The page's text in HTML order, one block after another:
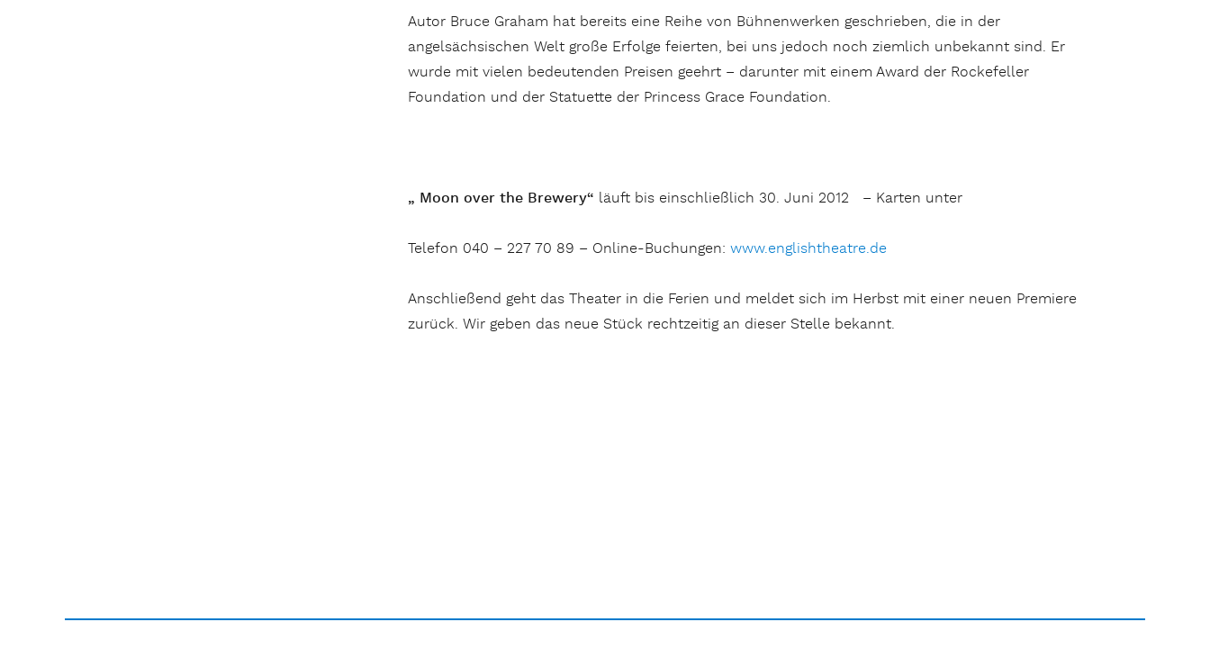
Autor Bruce Graham hat bereits eine Reihe von Bühnenwerken geschrieben, die in der
angelsächsischen Welt große Erfolge feierten, bei uns jedoch noch ziemlich unbekannt sind. Er
wurde mit vielen bedeutenden Preisen geehrt – darunter mit einem Award der Rockefeller
Foundation und der Statuette der Princess Grace Foundation.
„ Moon over the Brewery“ läuft bis einschließlich 30. Juni 2012 – Karten unter
Telefon 040 – 227 70 89 – Online-Buchungen:www.englishtheatre.de
Anschließend geht das Theater in die Ferien und meldet sich im Herbst mit einer neuen Premiere
zurück. Wir geben das neue Stück rechtzeitig an dieser Stelle bekannt.